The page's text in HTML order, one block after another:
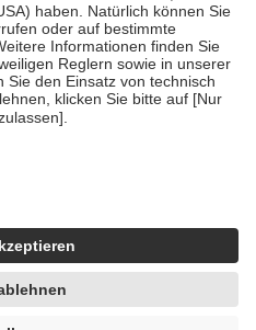
vollendeten 18. Lebensjahr
Früherkennung, die von der
Dienstleister für die
es sich um echte Bewertungen
du hier:
4419944605341